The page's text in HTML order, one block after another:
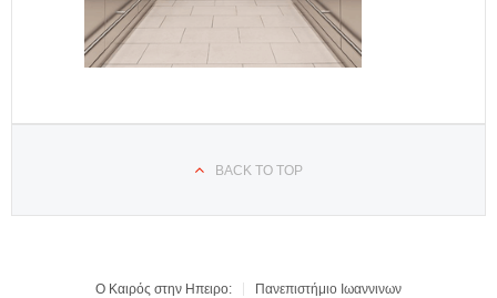
BACK TO TOP
Ο Καιρός στην Ηπειρο: Πανεπιστήμιο Ιωαννινων